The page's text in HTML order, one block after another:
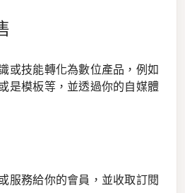
或技能轉化為數位產品，例如
是模板等，並透過你的自媒體
服務給你的會員，並收取訂閱